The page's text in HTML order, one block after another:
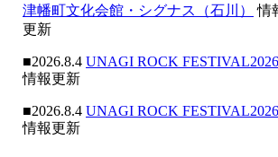
津幡町文化会館・シグナス（石川）
情
更新
■2026.8.4 UNAGI ROCK
情報更新
■2026.8.4 UNAGI ROCK
情報更新